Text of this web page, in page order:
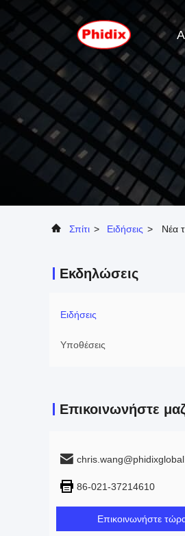
Σπίτι > Ειδήσεις > Νέα
Εκδηλώσεις
Ειδήσεις
Υποθέσεις
Επικοινωνήστε
86-021-37214610
Επικοινωνήστε